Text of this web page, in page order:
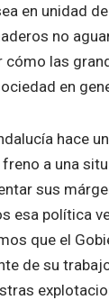
en unidad
no
cómo las
en
hace
freno a una
sus
esa política
que el
de su